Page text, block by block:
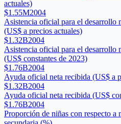
actuales)
$1.55M2004
Asistencia oficial para el desarrollo
(US$ a precios actuales)
$1.32B2004
Asistencia oficial para el desarrollo
(US$ constantes de 2023)
$1.76B2004
Ayuda oficial neta recibida (US$ a
$1.32B2004
Ayuda oficial neta recibida (US$
$1.76B2004
Proporción de niñas con respecto a